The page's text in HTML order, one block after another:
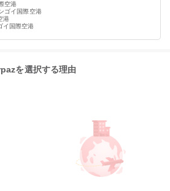
空港
ゴイ国際空港
港
イ国際空港
を選択する理由